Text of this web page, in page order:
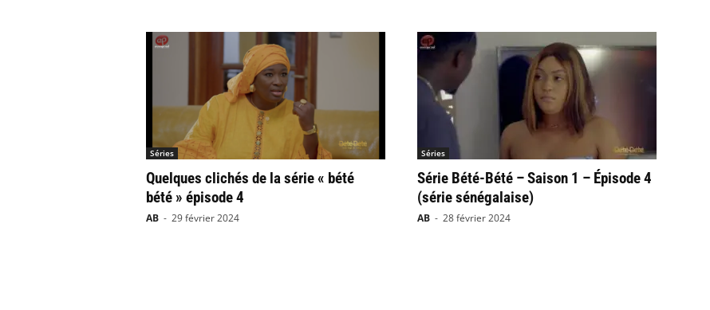
Séries
Quelques clichés de la série « bété
bété » épisode 4
AB - 29 février 2024
Séries
Série Bété-Bété – Saison 1 – Épisode 4
(série sénégalaise)
AB - 28 février 2024